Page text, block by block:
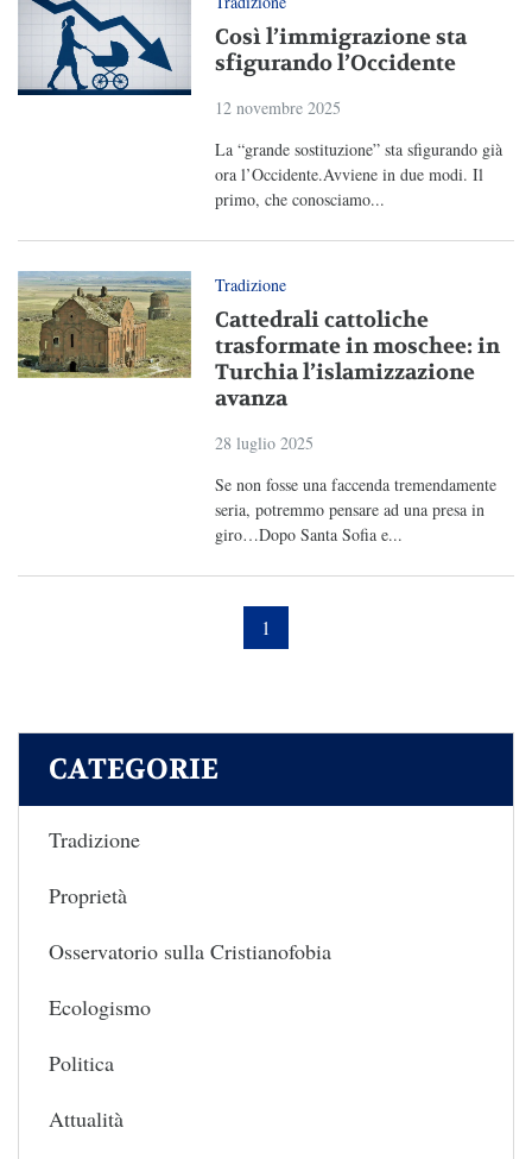
Così l’immigrazione sta
sfigurando l’Occidente
12 novembre 2025
La “grande sostituzione” sta sfigurando già
ora l’Occidente.Avviene in due modi. Il
primo, che conosciamo...
Tradizione
Cattedrali cattoliche
trasformate in moschee: in
Turchia l’islamizzazione
avanza
28 luglio 2025
Se non fosse una faccenda tremendamente
seria, potremmo pensare ad una presa in
giro…Dopo Santa Sofia e...
1
CATEGORIE
Tradizione
Proprietà
Osservatorio sulla Cristianofobia
Ecologismo
Politica
Attualità